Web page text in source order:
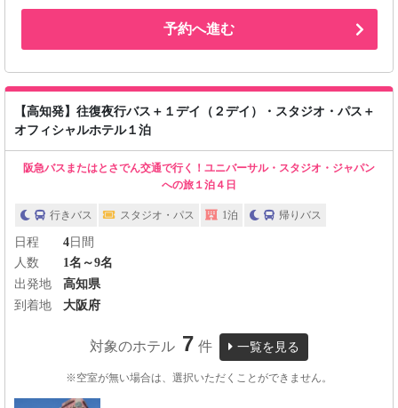
予約へ進む
【高知発】往復夜行バス＋１デイ（２デイ）・スタジオ・パス＋
オフィシャルホテル１泊
阪急バスまたはとさでん交通で行く！ユニバーサル・スタジオ・ジャパン
への旅１泊４日
行きバス スタジオ・パス 1泊 帰りバス
日程 4日間
人数
1名～9名
出発地
高知県
到着地
大阪府
対象のホテル 7 件 一覧を見る
※空室が無い場合は、選択いただくことができません。